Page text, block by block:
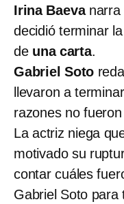
Irina Baeva narra
decidió terminar
de una carta.
Gabriel Soto
llevaron a
razones no
La actriz niega
motivado su
contar cuáles
Gabriel Soto para